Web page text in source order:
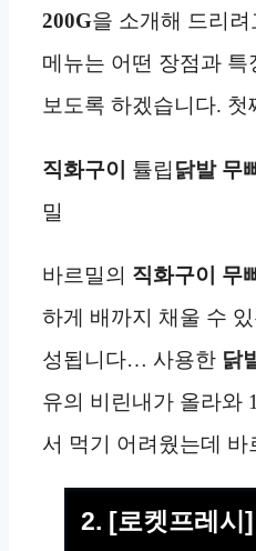
200G을 소개해 드리
메뉴는 어떤 장점과
보도록 하겠습니다.
직화구이 튤립 닭발 무
밀
바르밀의 직화구이 무
하게 배까지 채울 수
성됩니다… 사용한 닭
유의 비린내가 올라와
서 먹기 어려웠는데
2. [로켓프레시